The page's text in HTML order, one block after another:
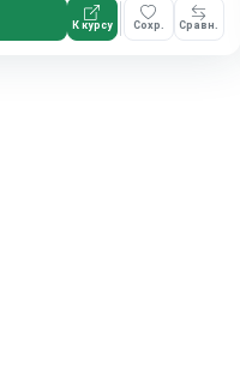
К курсу Сохр. Сравн.